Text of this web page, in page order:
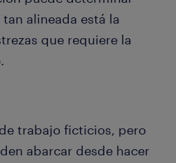
alineada está la
que requiere la
trabajo ficticios, pero
abarcar desde hacer